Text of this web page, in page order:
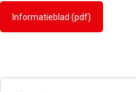
Informatieblad (pdf)